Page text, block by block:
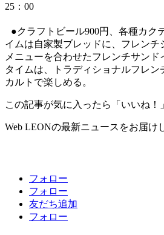
25：00
●クラフトビール900円、各種カク
イムは自家製ブレッドに、フレンチ
メニューを合わせたフレンチサン
タイムは、トラディショナルフレン
カルトで楽しめる。
この記事が気に入ったら「いいね！
Web LEONの最新ニュースをお届け
フォロー
フォロー
友だち追加
フォロー